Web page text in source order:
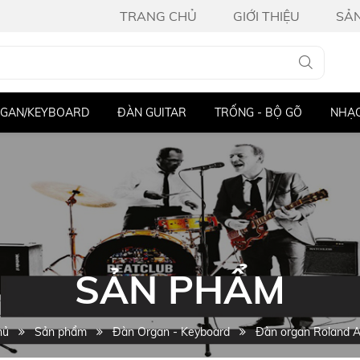
TRANG CHỦ GIỚI THIỆU
TRỐNG - BỘ GÕ NHẠC CỤ KHÁC THIẾT BỊ ÂM
SẢN PHẨM
Sản phẩm Đàn Organ - Keyboard Đàn organ Roland